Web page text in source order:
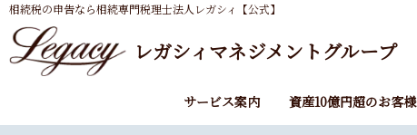
相続税の申告なら相続専門税理士法人レガシィ【公式】
レガシィマネジメントグループ
サービス案内 資産10億円超のお客様